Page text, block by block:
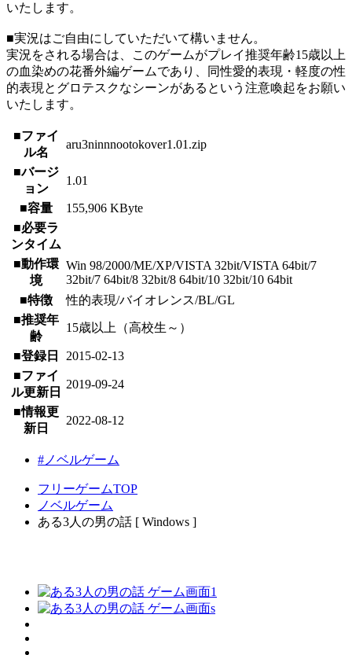
いたします。
■実況はご自由にしていただいて構いません。
実況をされる場合は、このゲームがプレイ推奨年齢15歳以上
の血染めの花番外編ゲームであり、同性愛的表現・軽度の性
的表現とグロテスクなシーンがあるという注意喚起をお願い
いたします。
■ファイ
ル名
aru3ninnnootokover1.01.zip
■バージ
ョン
1.01
■容量
155,906 KByte
■必要ラ
ンタイム
■動作環
境
Win 98/2000/ME/XP/VISTA 32bit/VISTA 64bit/7
32bit/7 64bit/8 32bit/8 64bit/10 32bit/10 64bit
■特徴
性的表現/バイオレンス/BL/GL
■推奨年
齢
15歳以上（高校生～）
■登録日
2015-02-13
■ファイ
ル更新日
2019-09-24
■情報更
新日
2022-08-12
#ノベルゲーム
フリーゲームTOP
ノベルゲーム
ある3人の男の話 [ Windows ]